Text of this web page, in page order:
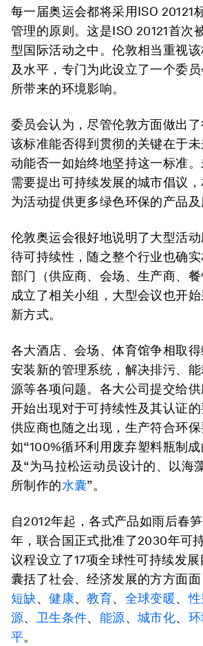
每一届奥运会都将采用ISO 20121
管理的原则。这是ISO 20121首次
型国际活动之中。伦敦相当重视
及水平，专门为此设立了一个委
所带来的环境影响。
委员会认为，尽管伦敦方面做出
该标准能否得到贯彻的关键在于
动能否一如始终地坚持这一标准
需要提出可持续发展的城市倡议
为活动提供更多绿色环保的产品及
伦敦奥运会很好地说明了大型活
待可持续性，随之整个行业也确
部门（供应商、会场、生产商、
成立了相关小组，大型会议也开
新方式。
各大酒店、会场、体育馆争相取得
安装新的管理系统，解决排污、
源等各项问题。各大公司提交给
开始出现对于可持续性及其认证
供应商也随之出现，生产符合环保
如“100%循环利用废弃塑料瓶制
及“为马拉松运动员设计的、以海
所制作的水囊”。
自2012年起，各式产品如雨后春
年，联合国正式批准了2030年可
议程设立了17项全球性可持续发
囊括了社会、经济发展的方方面面
短缺、健康、教育、 全球变暖、
源、 卫生条件、 能源、城市化、
平。